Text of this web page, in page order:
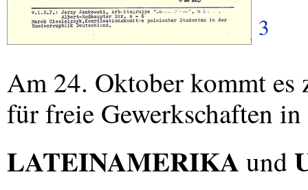
3
Am 24. Oktober kommt es
für freie Gewerkschaften
LATEINAMERIKA und